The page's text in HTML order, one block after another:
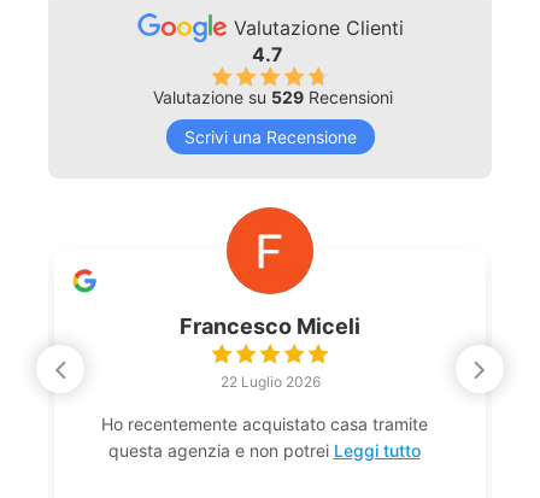
Valutazione Clienti
4.7
Valutazione su 529 Recensioni
Scrivi una Recensione
Francesco Miceli
22 Luglio 2026
Ho recentemente acquistato casa tramite
questa agenzia e non potrei Leggi tutto